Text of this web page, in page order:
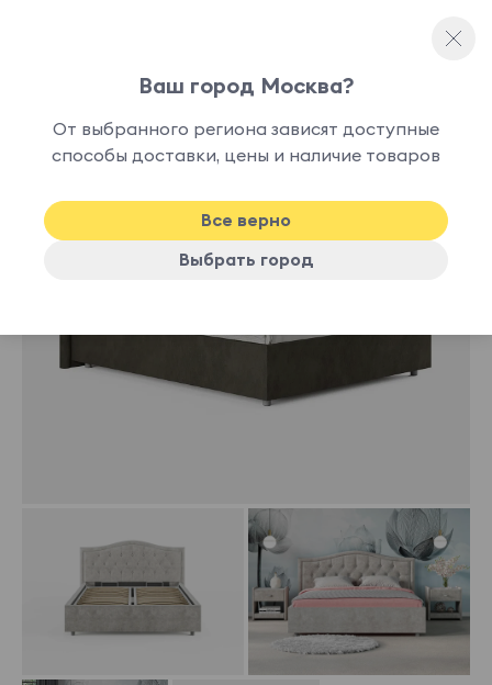
наличии
Ваш город Москва?
От выбранного региона зависят доступные
способы доставки, цены и наличие товаров
Все верно
Выбрать город